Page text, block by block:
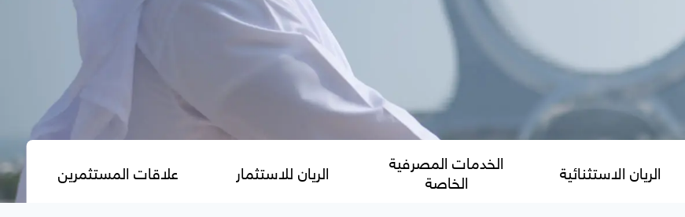
الريان الاستثنائية الخدمات المصرفية
الخاصة الريان للاستثمار علاقات المستثمرين